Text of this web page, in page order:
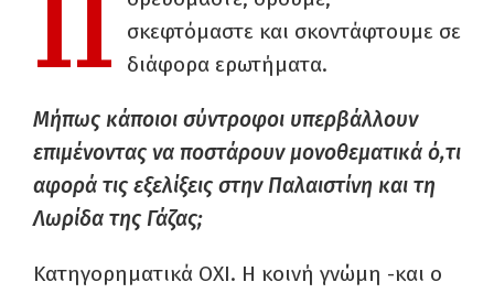
Π
σκεφτόμαστε και σκοντάφτουμε σε
διάφορα ερωτήματα.
Μήπως κάποιοι σύντροφοι υπερβάλλουν
επιμένοντας να ποστάρουν μονοθεματικά ό,τι
αφορά τις εξελίξεις στην Παλαιστίνη και τη
Λωρίδα της Γάζας;
Κατηγορηματικά ΟΧΙ. Η κοινή γνώμη -και ο